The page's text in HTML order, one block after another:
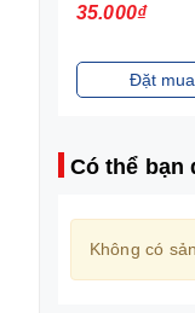
35.000₫
Đặt mua
Có thể bạn
Không có